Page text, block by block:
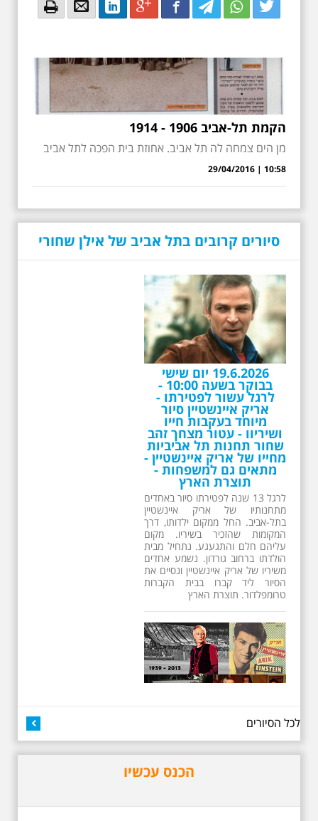
Twitter
Twitter
Twitter
Facebook
Google+
LinkedIn
Email
Email
הקמת תל-אביב 1906 - 1914
מן הים צמחה לה תל אביב. אחוזת בית הפכה לתל אביב
10:58 | 29/04/2016
סיורים קרובים בתל אביב של אילן שחורי
19.6.2026 יום שישי
בבוקר בשעה 10:00 -
לרגל עשור לפטירתו -
אריק איינשטיין סיור
מיוחד בעקבות חייו
ושיריוו - עטור מצחך זהב
שחור תחנות תל אביביות
מחייו של אריק איינשטיין -
מתאים גם למשפחות -
תוצרת הארץ
לרגל 13 שנה לפטירתו סיור באחדים
מתחנותיו של אריק איינשטיין
בתל-אביב. החל ממקום ילדותו, דרך
המקומות שהזכיר בשיריו. מקום
עליהם חלם והתגעגע. נתחיל מבית
הולדתו ברחוב גורדון. נשמע אחדים
משיריו של אריק איינשטיין ונסיים את
הסיור ליד קברו בבית הקברות
טרומפלדור. תוצרת הארץ
סיור מיוחד בעקבות חייו
ושיריו - עטור מצחך זהב
שחור תחנות תל אביביות
מחייו של אריק איינשטיין -
תוצרת הארץ
לכל הסיורים
הכנס עכשיו